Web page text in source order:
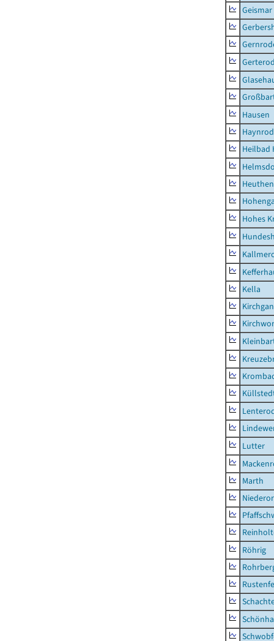
Geismar
Hausen
Heilbad
Heuthen
Hohes
Kella
Lutter
Marth
Röhrig